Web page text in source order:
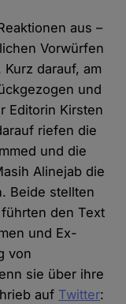
aus –
Vorwürfen
darauf, am
und
Editorin Kirsten
riefen die
und die
Alinejab die
Beide stellten
den Text
und Ex-
von
sie über ihre
auf Twitter: